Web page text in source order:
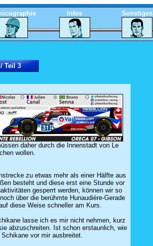
Infos Sonstiges
Teil 3
daher durch die Innenstadt von Le
wollen.
zu etwas mehr als einer Hälfte aus
besteht und diese erst eine Stunde vor
gesperrt werden, können wir so
über die berühmte Hunaudière-Gerade
diese Weise schneller am Kurs.
lasse ich es mir nicht nehmen, kurz
abzuschreiten. Ist schon erstaunlich, wie
vor mir ausbreitet.